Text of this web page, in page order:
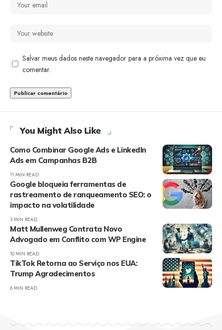
Salvar meus dados neste navegador para a próxima vez que eu
comentar.
You Might Also Like
Como Combinar Google Ads e LinkedIn
Ads em Campanhas B2B
11 MIN READ
Google bloqueia ferramentas de
rastreamento de ranqueamento SEO: o
impacto na volatilidade
3 MIN READ
Matt Mullenweg Contrata Novo
Advogado em Conflito com WP Engine
10 MIN READ
TikTok Retorna ao Serviço nos EUA:
Trump Agradecimentos
6 MIN READ